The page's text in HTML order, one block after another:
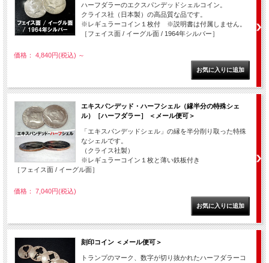
ハーフダラーのエクスパンデッドシェルコイン。
クライス社（日本製）の高品質な品です。
※レギュラーコイン１枚付 ※説明書は付属しません。
［フェイス面 / イーグル面 / 1964年シルバー］
価格： 4,840円(税込) ～
エキスパンデッド・ハーフシェル（縁半分の特殊シェ
ル）［ハーフダラー］ ＜メール便可＞
「エキスパンデッドシェル」の縁を半分削り取った特殊
なシェルです。
（クライス社製）
※レギュラーコイン１枚と薄い鉄板付き
［フェイス面 / イーグル面］
価格： 7,040円(税込)
刻印コイン ＜メール便可＞
トランプのマーク、数字が切り抜かれたハーフダラーコ